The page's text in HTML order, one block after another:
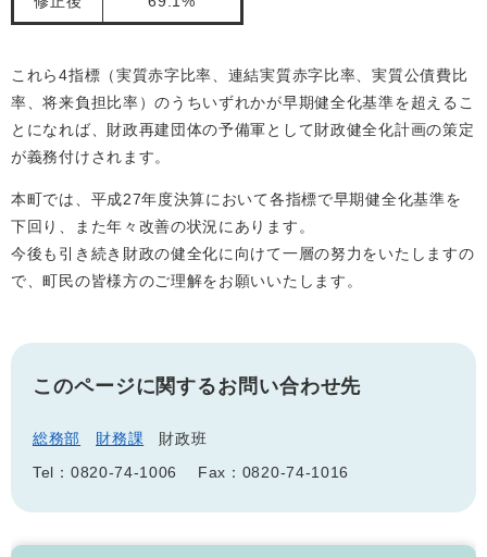
これら4指標（実質赤字比率、連結実質赤字比率、実質公債費比
率、将来負担比率）のうちいずれかが早期健全化基準を超えるこ
とになれば、財政再建団体の予備軍として財政健全化計画の策定
が義務付けされます。
本町では、平成27年度決算において各指標で早期健全化基準を
下回り、また年々改善の状況にあります。
今後も引き続き財政の健全化に向けて一層の努力をいたしますの
で、町民の皆様方のご理解をお願いいたします。
このページに関するお問い合わせ先
総務部 財務課
財政班
Tel：0820-74-1006
Fax：0820-74-1016